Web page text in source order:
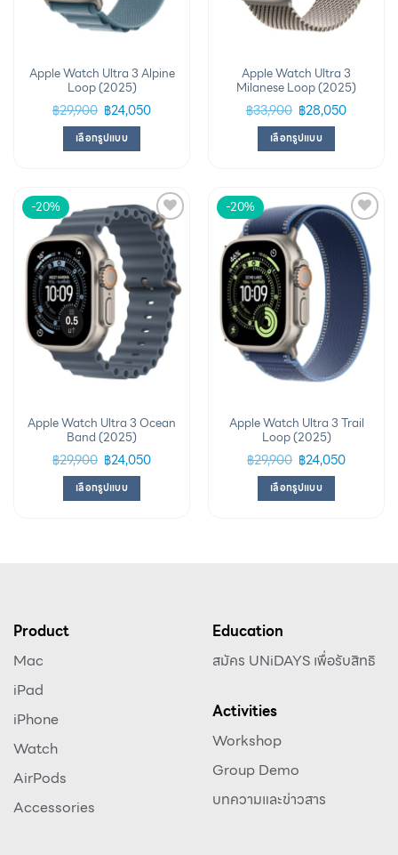
Apple Watch Ultra 3 Alpine
Loop (2025)
฿29,900 ฿24,050
เลือกรูปแบบ
Apple Watch Ultra 3
Milanese Loop (2025)
฿33,900 ฿28,050
เลือกรูปแบบ
-20%
Add to
wishlist
Apple Watch Ultra 3 Ocean
Band (2025)
฿29,900 ฿24,050
เลือกรูปแบบ
-20%
Add to
wishlist
Apple Watch Ultra 3 Trail
Loop (2025)
฿29,900 ฿24,050
เลือกรูปแบบ
Product
Mac
iPad
iPhone
Watch
AirPods
Accessories
Education
สมัคร UNiDAYS เพื่อรับสิทธิ
Activities
Workshop
Group Demo
บทความและข่าวสาร